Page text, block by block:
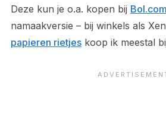
Deze kun je o.a. kopen bij Bol.com
namaakversie – bij winkels als
papieren rietjeskoop ik meestal